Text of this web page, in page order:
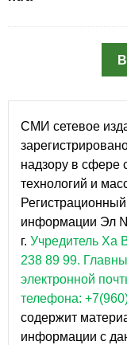
СМИ сетевое
надзору в сфере
технологий и
информации Эл
г. Учредитель Ха
238 89 99.
электронной
телефона:
содержит
информации с